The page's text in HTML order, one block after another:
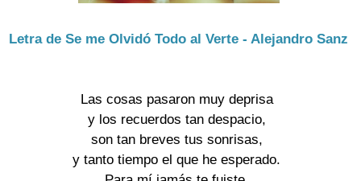
Letra de Se me Olvidó Todo al Verte - Alejandro Sanz
Las cosas pasaron muy deprisa
y los recuerdos tan despacio,
son tan breves tus sonrisas,
y tanto tiempo el que he esperado.